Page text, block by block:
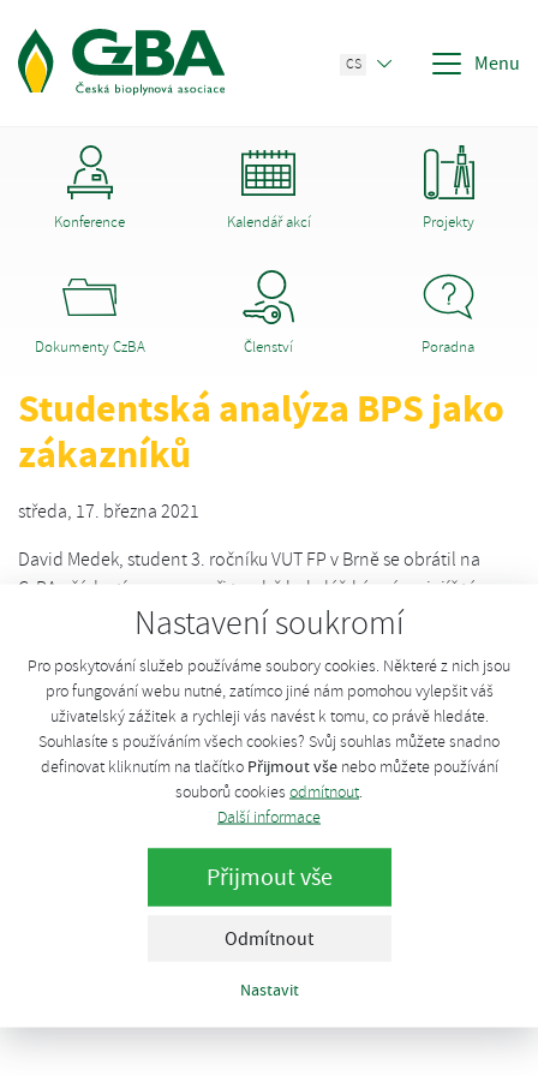
Nastavení soukromí
Pro poskytování služeb používáme soubory cookies. Některé z nich jsou
pro fungování webu nutné, zatímco jiné nám pomohou vylepšit váš
uživatelský zážitek a rychleji vás navést k tomu, co právě hledáte.
Souhlasíte s používáním všech cookies? Svůj souhlas můžete snadno
definovat kliknutím na tlačítko Přijmout všenebo můžete používání
souborů cookies odmítnout.
Další informace
Přijmout vše
Odmítnout
Nastavit
CS Menu
Konference Kalendář akcí Projekty
Dokumenty CzBA Členství Poradna
Studentská analýza BPS jako
zákazníků
středa, 17. března 2021
David Medek, student 3. ročníku VUT FP v Brně se obrátil na
CzBA s žádostí o pomoc při tvorbě bakalářské práce, jejíž téma
zní: Analýza spokojenosti zákazníků a návrhy opatření na její
Otázky jsou mířené na spokojenost s předrealizační, realizační a
porealizační část. Dotazník je anonymní a jednoduchý k
vyplnění. Pokud budete mít chvíli času, podívejte se na něj.